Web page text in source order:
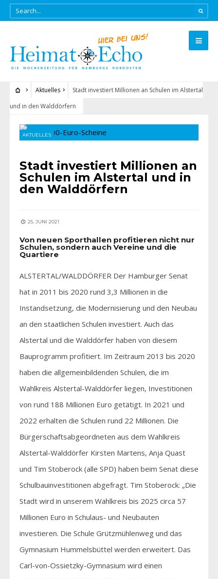
Aktuelles
Stadt investiert Millionen an Schulen im Alstertal
und in den Walddörfern
AKTUELLES
Stadt investiert Millionen an
Schulen im Alstertal und in
den Walddörfern
25. JUNI 2021
Von neuen Sporthallen profitieren nicht nur
Schulen, sondern auch Vereine und die
Quartiere
ALSTERTAL/WALDDÖRFER Der Hamburger Senat
hat in 2011 bis 2020 rund 3,3 Millionen in die
Instandsetzung, die Modernisierung und den Neubau
an den staatlichen Schulen investiert. Auch das
Alstertal und die Walddörfer haben von diesem
Bauprogramm profitiert. Im Zeitraum 2013 bis 2020
haben die allgemeinbildenden Schulen, die im
Wahlkreis Alstertal-Walddörfer liegen, Investitionen
von rund 188 Millionen Euro getätigt. In 2021 und
2022 erhalten die Schulen rund 22 Millionen. Die
Bürgerschaftsabgeordneten aus dem Wahlkreis
Alstertal-Walddörfer Kirsten Martens, Anja Quast
und Tim Stoberock (alle SPD) haben beim Senat diese
Schulbauinvestitionen abgefragt. Tim Stoberock: „Die
Stadt wird in unserem Wahlkreis bis 2025 circa 57
Millionen Euro in Schulaus- und Neubauten
investieren. Die Schule Grützmühlenweg und das
Gymnasium Hummelsbüttel werden erweitert. Das
Carl-von-Ossietzky-Gymnasium wird einen